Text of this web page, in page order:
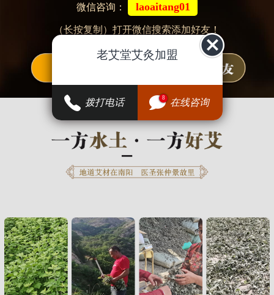
微信咨询： laoaitang01
（长按复制）打开微信搜索添加好友！
老艾堂艾灸加盟
拨打电话 8 在线咨询